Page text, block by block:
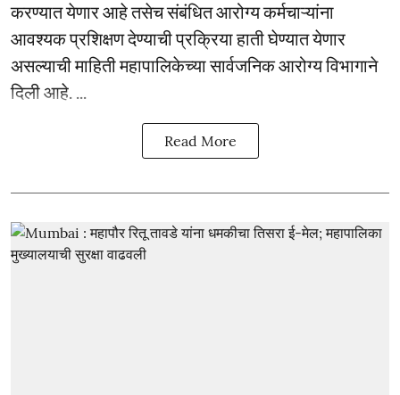
करण्यात येणार आहे तसेच संबंधित आरोग्य कर्मचाऱ्यांना
आवश्यक प्रशिक्षण देण्याची प्रक्रिया हाती घेण्यात येणार
असल्याची माहिती महापालिकेच्या सार्वजनिक आरोग्य विभागाने
दिली आहे. ...
Read More